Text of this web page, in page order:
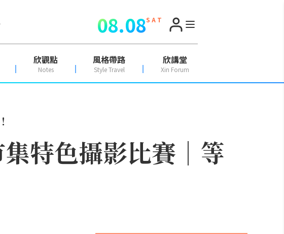
08.08S A T
欣觀點
Notes
風格帶路
Style Travel
欣講堂
Xin Forum
特色攝影比賽｜等